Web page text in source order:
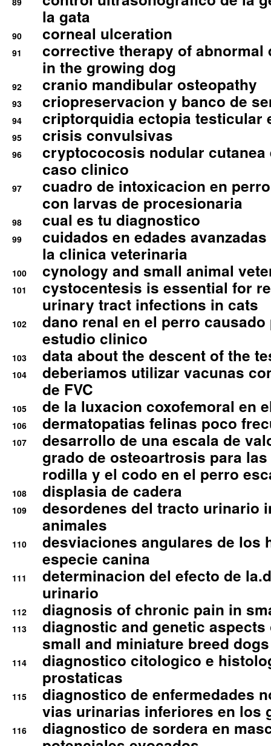
la gata
90 corneal ulceration
91
corrective therapy of abnormal
in the growing dog
92 cranio mandibular osteopathy
93 criopreservacion y banco de
94 criptorquidia ectopia testicular
95 crisis convulsivas
96
cryptococosis nodular cutanea
caso clinico
97
cuadro de intoxicacion en
con larvas de procesionaria
98 cual es tu diagnostico
99
cuidados en edades
la clinica veterinaria
100 cynology and small animal
101
cystocentesis is essential for
urinary tract infections in cats
102
dano renal en el perro
estudio clinico
103 data about the descent of the
104
deberiamos utilizar vacunas
de FVC
105 de la luxacion coxofemoral en
106 dermatopatias felinas poco
107
desarrollo de una escala de
grado de osteoartrosis para
rodilla y el codo en el perro
108 displasia de cadera
109
desordenes del tracto urinario
animales
110
desviaciones angulares de los
especie canina
111
determinacion del efecto de
urinario
112 diagnosis of chronic pain in
113
diagnostic and genetic
small and miniature breed
114
diagnostico citologico e
prostaticas
115
diagnostico de enfermedades
vias urinarias inferiores en los
116
diagnostico de sordera en